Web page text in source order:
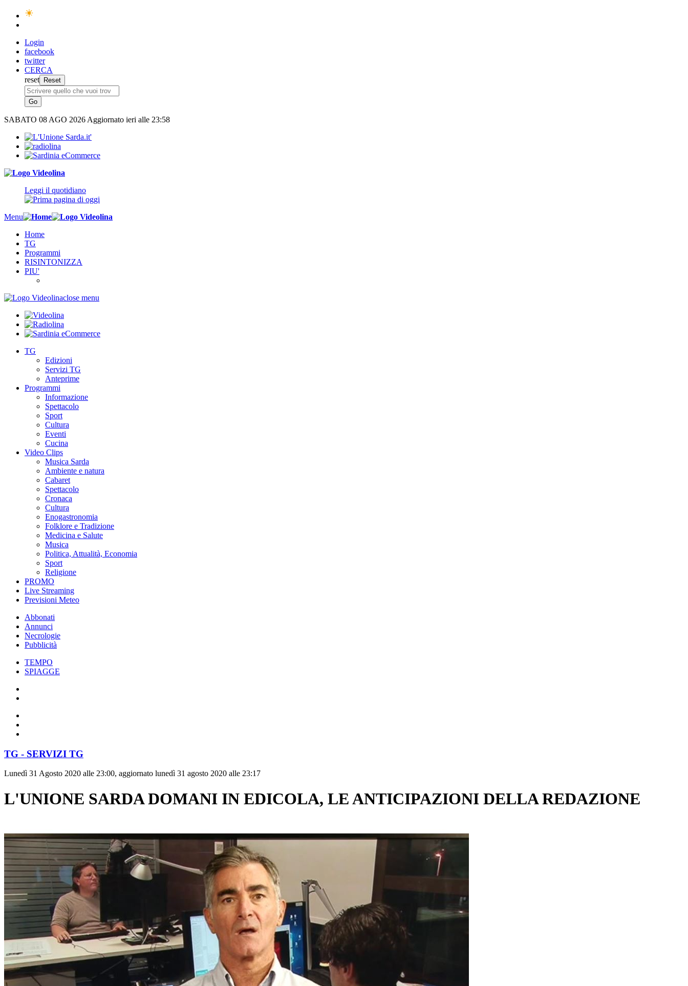
Login
facebook
twitter
CERCA
reset
SABATO 08 AGO 2026 Aggiornato ieri alle 23:58
Leggi il quotidiano
Menu
Home
TG
Programmi
RISINTONIZZA
PIU'
close menu
TG
Edizioni
Servizi TG
Anteprime
Programmi
Informazione
Spettacolo
Sport
Cultura
Eventi
Cucina
Video Clips
Musica Sarda
Ambiente e natura
Cabaret
Spettacolo
Cronaca
Cultura
Enogastronomia
Folklore e Tradizione
Medicina e Salute
Musica
Politica, Attualità, Economia
Sport
Religione
PROMO
Live Streaming
Previsioni Meteo
Abbonati
Annunci
Necrologie
Pubblicità
TEMPO
SPIAGGE
TG - SERVIZI TG
Lunedì 31 Agosto 2020 alle 23:00, aggiornato lunedì 31 agosto 2020 alle 23:17
L'UNIONE SARDA DOMANI IN EDICOLA, LE ANTICIPAZIONI DELLA REDAZIONE